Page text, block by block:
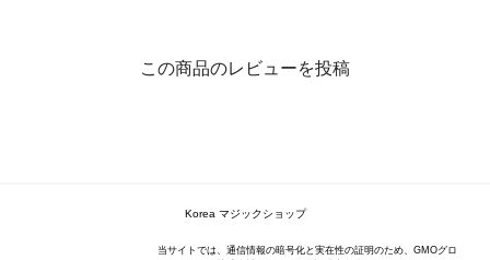
この商品のレビューを投稿
Korea マジックショップ
当サイトでは、通信情報の暗号化と実在性の証明のため、GMOグロ